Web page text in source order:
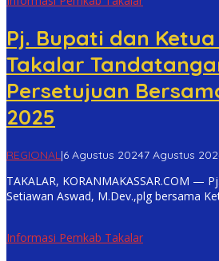
Pj. Bupati dan Ketua
Takalar
Persetujuan
2025
REGIONAL|6 Agustus 20247 Agustus
TAKALAR, KORANMAKASSAR.COM —
Setiawan Aswad, M.Dev.,plg bersama
Informasi Pemkab Takalar